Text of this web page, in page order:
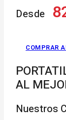
Desde
COMPRAR
AL
Nuestros